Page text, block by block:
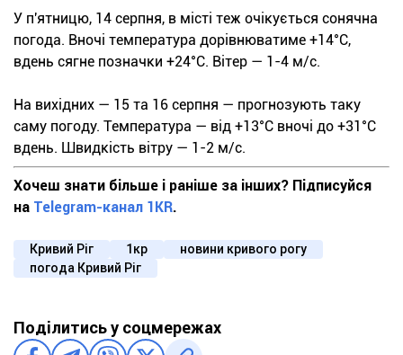
У п'ятницю, 14 серпня, в місті теж очікується сонячна
погода. Вночі температура дорівнюватиме +14°С,
вдень сягне позначки +24°С. Вітер — 1-4 м/с.
На вихідних — 15 та 16 серпня — прогнозують таку
саму погоду. Температура — від +13°С вночі до +31°С
вдень. Швидкість вітру — 1-2 м/с.
Хочеш знати більше і раніше за інших? Підписуйся
на Telegram-канал 1KR.
Кривий Ріг 1кр
новини кривого рогу
погода Кривий Ріг
Поділитись у соцмережах